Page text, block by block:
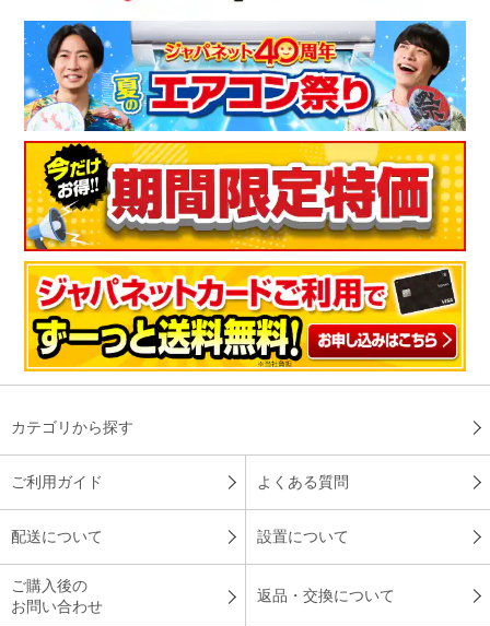
カテゴリから探す
ご利用ガイド よくある質問
配送について 設置について
ご購入後の
お問い合わせ
返品・交換について